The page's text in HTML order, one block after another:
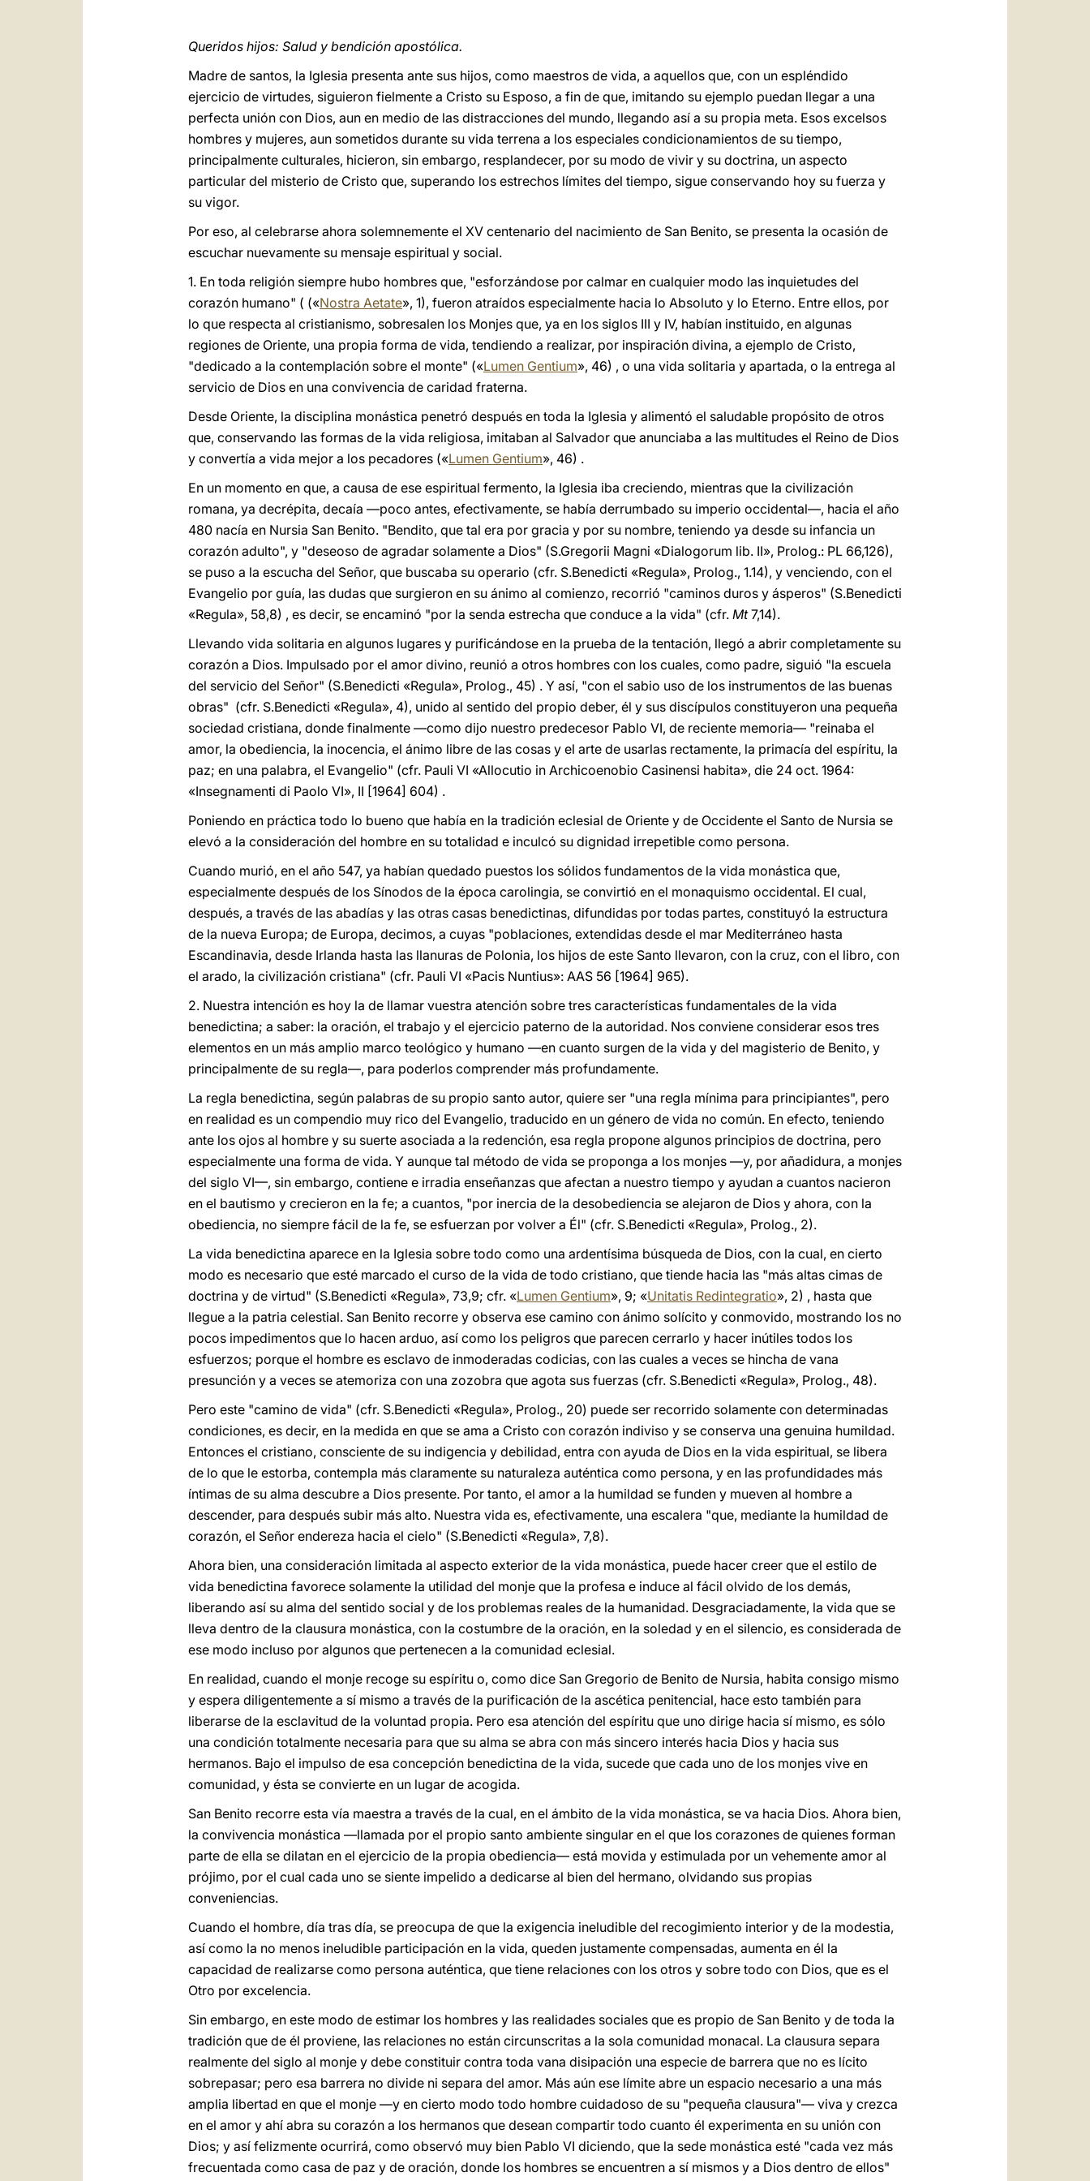
Queridos hijos: Salud y bendición apostólica.
Madre de santos, la Iglesia presenta ante sus hijos, como maestros de vida, a aquellos que, con un espléndido
ejercicio de virtudes, siguieron fielmente a Cristo su Esposo, a fin de que, imitando su ejemplo puedan llegar a una
perfecta unión con Dios, aun en medio de las distracciones del mundo, llegando así a su propia meta. Esos excelsos
hombres y mujeres, aun sometidos durante su vida terrena a los especiales condicionamientos de su tiempo,
principalmente culturales, hicieron, sin embargo, resplandecer, por su modo de vivir y su doctrina, un aspecto
particular del misterio de Cristo que, superando los estrechos límites del tiempo, sigue conservando hoy su fuerza y
su vigor.
Por eso, al celebrarse ahora solemnemente el XV centenario del nacimiento de San Benito, se presenta la ocasión de
escuchar nuevamente su mensaje espiritual y social.
1. En toda religión siempre hubo hombres que, "esforzándose por calmar en cualquier modo las inquietudes del
corazón humano" ( («Nostra Aetate», 1), fueron atraídos especialmente hacia lo Absoluto y lo Eterno. Entre ellos, por
lo que respecta al cristianismo, sobresalen los Monjes que, ya en los siglos III y IV, habían instituido, en algunas
regiones de Oriente, una propia forma de vida, tendiendo a realizar, por inspiración divina, a ejemplo de Cristo,
"dedicado a la contemplación sobre el monte" («Lumen Gentium», 46) , o una vida solitaria y apartada, o la entrega al
servicio de Dios en una convivencia de caridad fraterna.
Desde Oriente, la disciplina monástica penetró después en toda la Iglesia y alimentó el saludable propósito de otros
que, conservando las formas de la vida religiosa, imitaban al Salvador que anunciaba a las multitudes el Reino de Dios
y convertía a vida mejor a los pecadores («Lumen Gentium», 46) .
En un momento en que, a causa de ese espiritual fermento, la Iglesia iba creciendo, mientras que la civilización
romana, ya decrépita, decaía —poco antes, efectivamente, se había derrumbado su imperio occidental—, hacia el año
480 nacía en Nursia San Benito. "Bendito, que tal era por gracia y por su nombre, teniendo ya desde su infancia un
corazón adulto", y "deseoso de agradar solamente a Dios" (S.Gregorii Magni «Dialogorum lib. II», Prolog.: PL 66,126),
se puso a la escucha del Señor, que buscaba su operario (cfr. S.Benedicti «Regula», Prolog., 1.14), y venciendo, con el
Evangelio por guía, las dudas que surgieron en su ánimo al comienzo, recorrió "caminos duros y ásperos" (S.Benedicti
«Regula», 58,8) , es decir, se encaminó "por la senda estrecha que conduce a la vida" (cfr. Mt7,14).
Llevando vida solitaria en algunos lugares y purificándose en la prueba de la tentación, llegó a abrir completamente su
corazón a Dios. Impulsado por el amor divino, reunió a otros hombres con los cuales, como padre, siguió "la escuela
del servicio del Señor" (S.Benedicti «Regula», Prolog., 45) . Y así, "con el sabio uso de los instrumentos de las buenas
obras" (cfr. S.Benedicti «Regula», 4), unido al sentido del propio deber, él y sus discípulos constituyeron una pequeña
sociedad cristiana, donde finalmente —como dijo nuestro predecesor Pablo VI, de reciente memoria— "reinaba el
amor, la obediencia, la inocencia, el ánimo libre de las cosas y el arte de usarlas rectamente, la primacía del espíritu, la
paz; en una palabra, el Evangelio" (cfr. Pauli VI «Allocutio in Archicoenobio Casinensi habita», die 24 oct. 1964:
«Insegnamenti di Paolo VI», II [1964] 604) .
Poniendo en práctica todo lo bueno que había en la tradición eclesial de Oriente y de Occidente el Santo de Nursia se
elevó a la consideración del hombre en su totalidad e inculcó su dignidad irrepetible como persona.
Cuando murió, en el año 547, ya habían quedado puestos los sólidos fundamentos de la vida monástica que,
especialmente después de los Sínodos de la época carolingia, se convirtió en el monaquismo occidental. El cual,
después, a través de las abadías y las otras casas benedictinas, difundidas por todas partes, constituyó la estructura
de la nueva Europa; de Europa, decimos, a cuyas "poblaciones, extendidas desde el mar Mediterráneo hasta
Escandinavia, desde Irlanda hasta las llanuras de Polonia, los hijos de este Santo llevaron, con la cruz, con el libro, con
el arado, la civilización cristiana" (cfr. Pauli VI «Pacis Nuntius»: AAS 56 [1964] 965).
2. Nuestra intención es hoy la de llamar vuestra atención sobre tres características fundamentales de la vida
benedictina; a saber: la oración, el trabajo y el ejercicio paterno de la autoridad. Nos conviene considerar esos tres
elementos en un más amplio marco teológico y humano —en cuanto surgen de la vida y del magisterio de Benito, y
principalmente de su regla—, para poderlos comprender más profundamente.
La regla benedictina, según palabras de su propio santo autor, quiere ser "una regla mínima para principiantes", pero
en realidad es un compendio muy rico del Evangelio, traducido en un género de vida no común. En efecto, teniendo
ante los ojos al hombre y su suerte asociada a la redención, esa regla propone algunos principios de doctrina, pero
especialmente una forma de vida. Y aunque tal método de vida se proponga a los monjes —y, por añadidura, a monjes
del siglo VI—, sin embargo, contiene e irradia enseñanzas que afectan a nuestro tiempo y ayudan a cuantos nacieron
en el bautismo y crecieron en la fe; a cuantos, "por inercia de la desobediencia se alejaron de Dios y ahora, con la
obediencia, no siempre fácil de la fe, se esfuerzan por volver a Él" (cfr. S.Benedicti «Regula», Prolog., 2).
La vida benedictina aparece en la Iglesia sobre todo como una ardentísima búsqueda de Dios, con la cual, en cierto
modo es necesario que esté marcado el curso de la vida de todo cristiano, que tiende hacia las "más altas cimas de
doctrina y de virtud" (S.Benedicti «Regula», 73,9; cfr. «Lumen Gentium», 9; «Unitatis Redintegratio», 2) , hasta que
llegue a la patria celestial. San Benito recorre y observa ese camino con ánimo solícito y conmovido, mostrando los no
pocos impedimentos que lo hacen arduo, así como los peligros que parecen cerrarlo y hacer inútiles todos los
esfuerzos; porque el hombre es esclavo de inmoderadas codicias, con las cuales a veces se hincha de vana
presunción y a veces se atemoriza con una zozobra que agota sus fuerzas (cfr. S.Benedicti «Regula», Prolog., 48).
Pero este "camino de vida" (cfr. S.Benedicti «Regula», Prolog., 20) puede ser recorrido solamente con determinadas
condiciones, es decir, en la medida en que se ama a Cristo con corazón indiviso y se conserva una genuina humildad.
Entonces el cristiano, consciente de su indigencia y debilidad, entra con ayuda de Dios en la vida espiritual, se libera
de lo que le estorba, contempla más claramente su naturaleza auténtica como persona, y en las profundidades más
íntimas de su alma descubre a Dios presente. Por tanto, el amor a la humildad se funden y mueven al hombre a
descender, para después subir más alto. Nuestra vida es, efectivamente, una escalera "que, mediante la humildad de
corazón, el Señor endereza hacia el cielo" (S.Benedicti «Regula», 7,8).
Ahora bien, una consideración limitada al aspecto exterior de la vida monástica, puede hacer creer que el estilo de
vida benedictina favorece solamente la utilidad del monje que la profesa e induce al fácil olvido de los demás,
liberando así su alma del sentido social y de los problemas reales de la humanidad. Desgraciadamente, la vida que se
lleva dentro de la clausura monástica, con la costumbre de la oración, en la soledad y en el silencio, es considerada de
ese modo incluso por algunos que pertenecen a la comunidad eclesial.
En realidad, cuando el monje recoge su espíritu o, como dice San Gregorio de Benito de Nursia, habita consigo mismo
y espera diligentemente a sí mismo a través de la purificación de la ascética penitencial, hace esto también para
liberarse de la esclavitud de la voluntad propia. Pero esa atención del espíritu que uno dirige hacia sí mismo, es sólo
una condición totalmente necesaria para que su alma se abra con más sincero interés hacia Dios y hacia sus
hermanos. Bajo el impulso de esa concepción benedictina de la vida, sucede que cada uno de los monjes vive en
comunidad, y ésta se convierte en un lugar de acogida.
San Benito recorre esta vía maestra a través de la cual, en el ámbito de la vida monástica, se va hacia Dios. Ahora bien,
la convivencia monástica —llamada por el propio santo ambiente singular en el que los corazones de quienes forman
parte de ella se dilatan en el ejercicio de la propia obediencia— está movida y estimulada por un vehemente amor al
prójimo, por el cual cada uno se siente impelido a dedicarse al bien del hermano, olvidando sus propias
conveniencias.
Cuando el hombre, día tras día, se preocupa de que la exigencia ineludible del recogimiento interior y de la modestia,
así como la no menos ineludible participación en la vida, queden justamente compensadas, aumenta en él la
capacidad de realizarse como persona auténtica, que tiene relaciones con los otros y sobre todo con Dios, que es el
Otro por excelencia.
Sin embargo, en este modo de estimar los hombres y las realidades sociales que es propio de San Benito y de toda la
tradición que de él proviene, las relaciones no están circunscritas a la sola comunidad monacal. La clausura separa
realmente del siglo al monje y debe constituir contra toda vana disipación una especie de barrera que no es lícito
sobrepasar; pero esa barrera no divide ni separa del amor. Más aún ese límite abre un espacio necesario a una más
amplia libertad en que el monje —y en cierto modo todo hombre cuidadoso de su "pequeña clausura"— viva y crezca
en el amor y ahí abra su corazón a los hermanos que desean compartir todo cuanto él experimenta en su unión con
Dios; y así felizmente ocurrirá, como observó muy bien Pablo VI diciendo, que la sede monástica esté "cada vez más
frecuentada como casa de paz y de oración, donde los hombres se encuentren a sí mismos y a Dios dentro de ellos"